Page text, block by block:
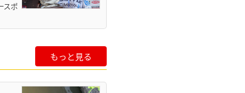
スポ
もっと見る